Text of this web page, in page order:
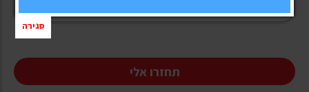
תחזרו אלי
סגירה